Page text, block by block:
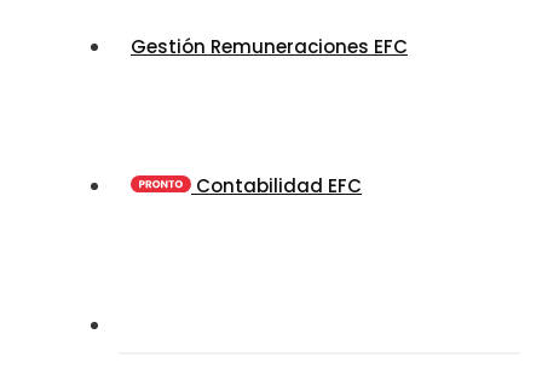
Gestión Remuneraciones EFC
Contabilidad EFC